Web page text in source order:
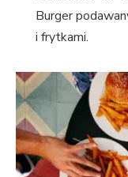
Burger
i frytkami.